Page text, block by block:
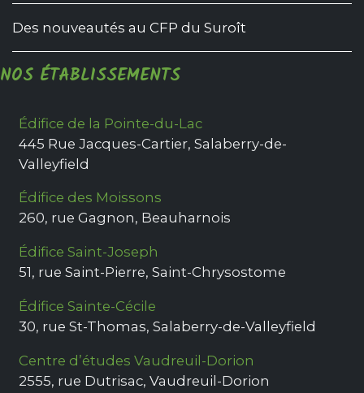
Des nouveautés au CFP du Suroît
NOS ÉTABLISSEMENTS
Édifice de la Pointe-du-Lac
445 Rue Jacques-Cartier,Salaberry-de-
Valleyfield
Édifice des Moissons
260, rue Gagnon, Beauharnois
Édifice Saint-Joseph
51, rue Saint-Pierre,Saint-Chrysostome
Édifice Sainte-Cécile
30, rue St-Thomas,Salaberry-de-Valleyfield
Centre d’études Vaudreuil-Dorion
2555, rue Dutrisac,Vaudreuil-Dorion